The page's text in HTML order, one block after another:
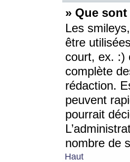
» Que
Les
être
court, ex. :)
complète
rédaction.
peuvent
pourrait
nombre de
Haut